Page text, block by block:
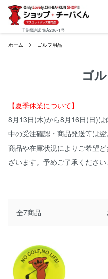
千葉県許諾 第A206-1号
ホーム ゴルフ用品
ゴ
【夏季休業について】
8月13日(木)から8月16日(日)
中の受注確認・商品発送等は
商品や在庫状況によりご希望
ざいます。予めご了承ください
全7商品